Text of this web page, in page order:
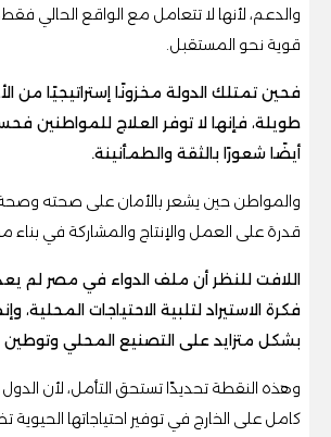
والدعم، لأنها لا تتعامل مع الواقع الحالي
قوية نحو المستقبل.
فحين تمتلك الدولة مخزونًا إستراتيجيًا من
طويلة، فإنها لا توفر العلاج للمواطنين
أيضًا شعورًا بالثقة والطمأنينة.
والمواطن حين يشعر بالأمان على صحته وصحة
قدرة على العمل والإنتاج والمشاركة في بناء
اللافت للنظر أن ملف الدواء في مصر لم
فكرة الاستيراد لتلبية الاحتياجات المحلية،
بشكل متزايد على التصنيع المحلي وتوطين
وهذه النقطة تحديدًا تستحق التأمل، لأن
كامل على الخارج في توفير احتياجاتها